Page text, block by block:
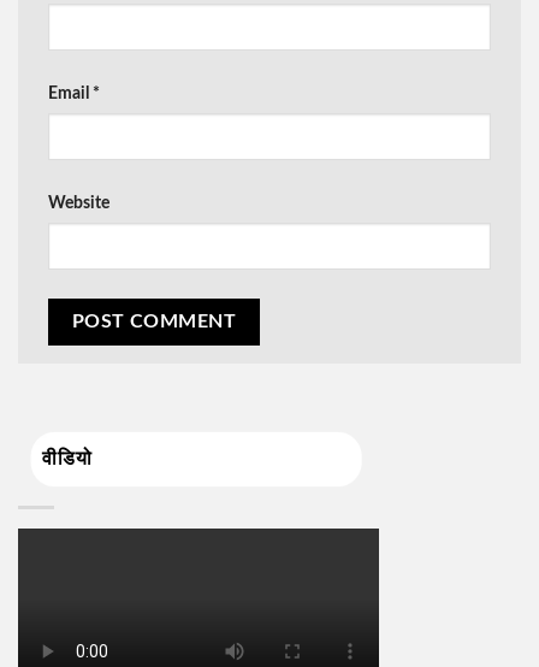
Email *
Website
वीडियो